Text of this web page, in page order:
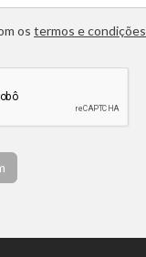
os termos e condições